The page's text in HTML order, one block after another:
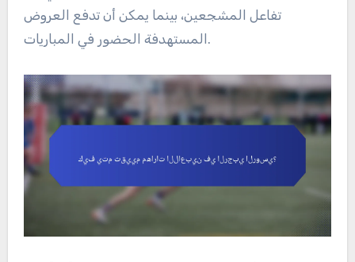
تفاعل المشجعين، بينما يمكن أن تدفع العروض
المستهدفة الحضور في المباريات.